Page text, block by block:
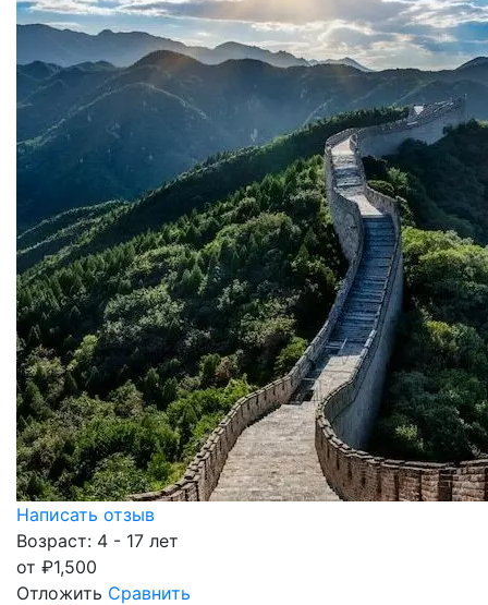
Написать отзыв
Возраст: 4 - 17 лет
от ₽1,500
Отложить Сравнить